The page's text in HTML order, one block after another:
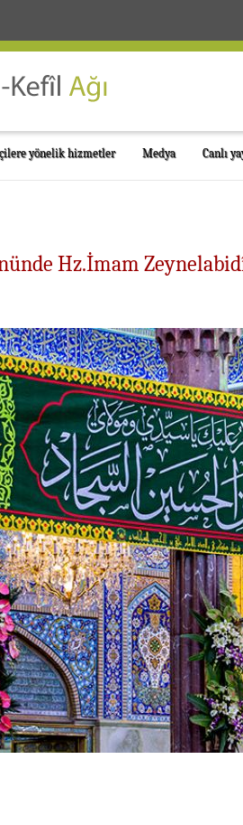
yönelik hizmetler Medya Canlı
Hz.İmam